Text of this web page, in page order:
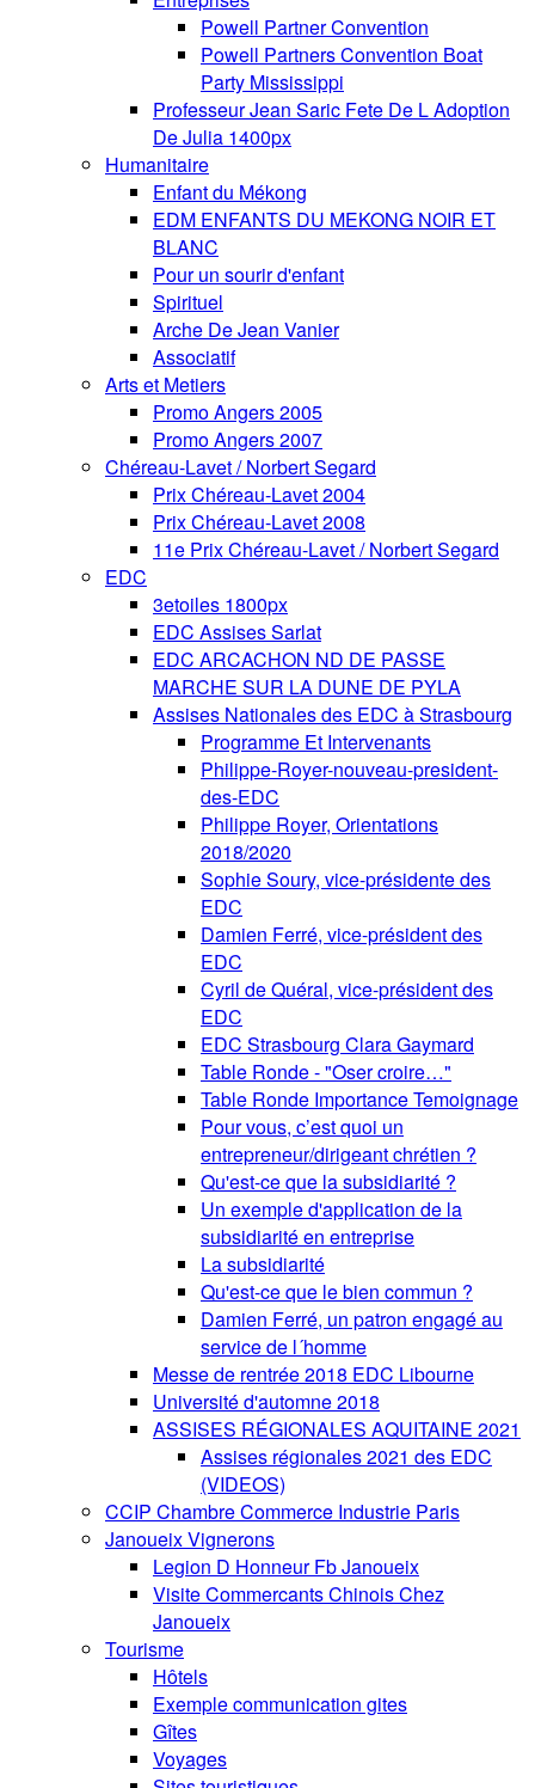
Powell Partner Convention
Powell Partners Convention Boat
Party Mississippi
Professeur Jean Saric Fete De L Adoption
De Julia 1400px
Humanitaire
Enfant du Mékong
EDM ENFANTS DU MEKONG NOIR ET
BLANC
Pour un sourir d'enfant
Spirituel
Arche De Jean Vanier
Associatif
Arts et Metiers
Promo Angers 2005
Promo Angers 2007
Chéreau-Lavet / Norbert Segard
Prix Chéreau-Lavet 2004
Prix Chéreau-Lavet 2008
11e Prix Chéreau-Lavet / Norbert Segard
EDC
3etoiles 1800px
EDC Assises Sarlat
EDC ARCACHON ND DE PASSE
MARCHE SUR LA DUNE DE PYLA
Assises Nationales des EDC à Strasbourg
Programme Et Intervenants
Philippe-Royer-nouveau-president-
des-EDC
Philippe Royer, Orientations
2018/2020
Sophie Soury, vice-présidente des
EDC
Damien Ferré, vice-président des
EDC
Cyril de Quéral, vice-président des
EDC
EDC Strasbourg Clara Gaymard
Table Ronde - "Oser croire…"
Table Ronde Importance Temoignage
Pour vous, c’est quoi un
entrepreneur/dirigeant chrétien ?
Qu'est-ce que la subsidiarité ?
Un exemple d'application de la
subsidiarité en entreprise
La subsidiarité
Qu'est-ce que le bien commun ?
Damien Ferré, un patron engagé au
service de l´homme
Messe de rentrée 2018 EDC Libourne
Université d'automne 2018
ASSISES RÉGIONALES AQUITAINE 2021
Assises régionales 2021 des EDC
(VIDEOS)
CCIP Chambre Commerce Industrie Paris
Janoueix Vignerons
Legion D Honneur Fb Janoueix
Visite Commercants Chinois Chez
Janoueix
Tourisme
Hôtels
Exemple communication gites
Gîtes
Voyages